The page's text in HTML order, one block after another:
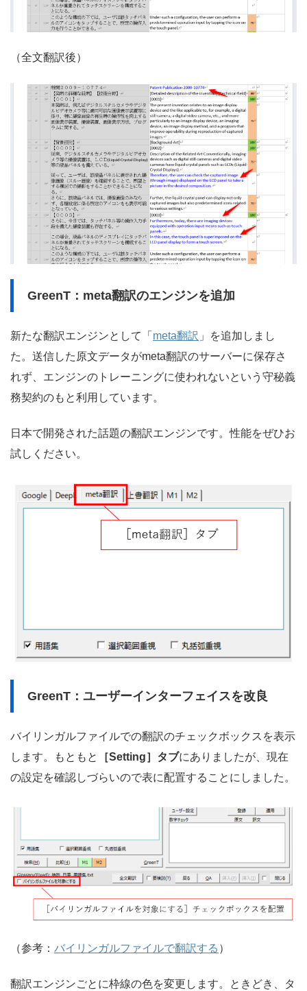
（全文翻訳後）
GreenT：meta翻訳のエンジンを追加
新たな翻訳エンジンとして「 meta翻訳 」を追加しまし
た。送信した原文データがmeta翻訳のサーバーに保存さ
れず、エンジンのトレーニングに使われないという守秘義
務契約のもと利用しています。
日本で開発された話題の翻訳エンジンです。性能をぜひお
試しください。
GreenT：ユーザーインターフェイスを改良
バイリンガルファイルでの翻訳のチェックボックスを表示
します。もともと
［Setting］タブにありましたが、現在
の設定を確認しづらいので表に配置することにしました。
（参考： バイリンガルファイルで翻訳する ）
翻訳エンジンごとに枠線の色を変更します。ときどき、タ